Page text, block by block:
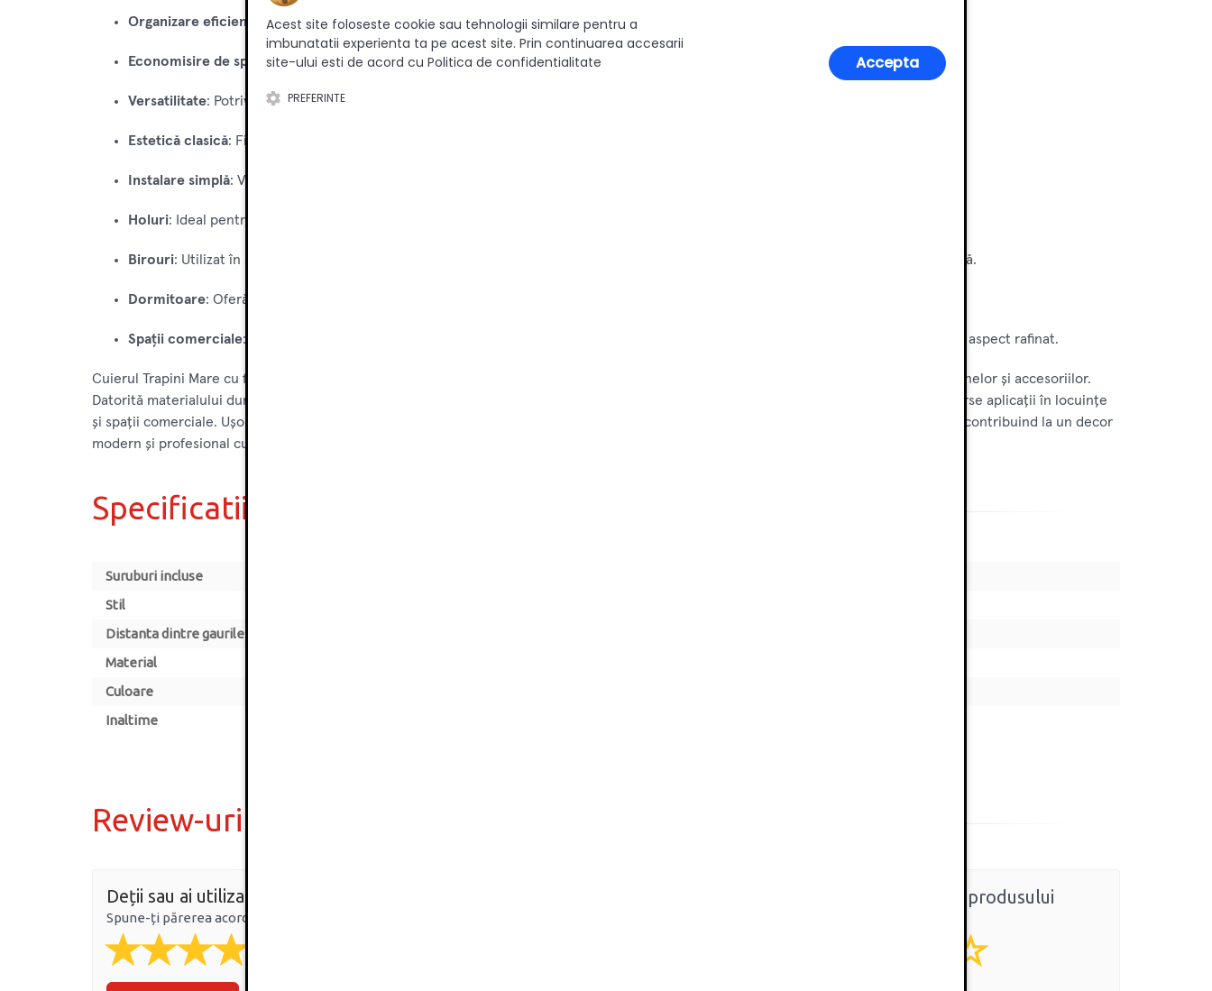
Organizare eficientă : Ajută la menținerea ordinii în încăperi, oferind un loc dedicat pentru haine și accesorii.
Economisire de spațiu: Montat pe perete, cuierul optimizează utilizarea spațiului vertical, eliberând podeaua.
Versatilitate: Potrivit pentru diverse medii, inclusiv locuințe, birouri, recepții și spații comerciale.
Estetică clasică: Finisajul antic auriu adaugă un aspect clasic și elegant, potrivit pentru interioare sofisticate.
Instalare simplă: Vine cu accesorii de montaj și instrucțiuni clare, asigurând o instalare rapidă și ușoară.
Holuri: Ideal pentru a agăța paltoane, jachete, pălării și genți la intrarea în locuință, oferind un prim impact estetic plăcut.
Birouri: Utilizat în spațiile de lucru pentru organizarea hainelor și accesoriilor angajaților și vizitatorilor, adăugând un plus de eleganță.
Dormitoare: Oferă un loc suplimentar pentru haine și accesorii, menținând dormitorul ordonat și elegant.
Spații comerciale: Potrivit pentru magazine, recepții și alte spații publice unde este necesară organizarea eficientă a hainelor, cu un aspect rafinat.
Cuierul Trapini Mare cu finisaj antic auriu de la Hafele este un accesoriu de mobilier esențial pentru organizarea eficientă și elegantă a hainelor și accesoriilor.
Datorită materialului durabil, designului sofisticat și finisajului de înaltă calitate, acest cuier oferă o soluție practică și estetică pentru diverse aplicații în locuințe
și spații comerciale. Ușor de instalat și de întreținut, cuierul Trapini Mare asigură o protecție eficientă și un aspect finisat de lungă durată, contribuind la un decor
modern și profesional cu accente clasice.
Specificatii
Suruburi incluse
Stil
Distanta dintre gaurile de montare [mm]
Material
Culoare
Inaltime
Review-uri
Deții sau ai utilizat produsul?
Spune-ți părerea acordând o nota produsului
Ratingul general al produsului
Acest site foloseste cookie sau tehnologii similare pentru a
imbunatatii experienta ta pe acest site. Prin continuarea accesarii
site-ului esti de acord cu Politica de confidentialitate
PREFERINTE
Accepta